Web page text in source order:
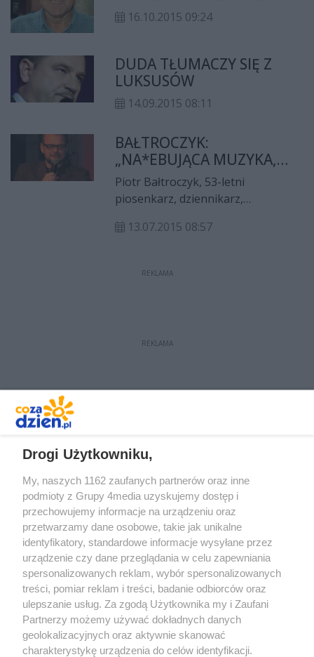
16.10.2015 09:24
DUDA TŁUMACZY SIĘ Z
LUKSUSÓW
14.09.2015 08:11
BAŁTROCZYK:
„NA*EBUJĄCA MUZYKA,
DARCIE RYJA, SZLAM!”
Piotr Bałtroczyk, 53-letni
piosenkarz, dziennikarz,
satyryk, kilka lat temu wypowiedział
13.07.2015 08:57
REKLAMA
REKLAMA
Redakcja Reklama Prywatność
Praca Łódź
the:protocol
Drogi Użytkowniku,
My, naszych 1162 zaufanych partnerów oraz inne
podmioty z Grupy 4media uzyskujemy dostęp i
przechowujemy informacje na urządzeniu oraz
przetwarzamy dane osobowe, takie jak unikalne
identyfikatory, standardowe informacje wysyłane przez
urządzenie czy dane przeglądania w celu zapewniania
spersonalizowanych reklam, wybór spersonalizowanych
treści, pomiar reklam i treści, badanie odbiorców oraz
ulepszanie usług. Za zgodą Użytkownika my i Zaufani
Partnerzy możemy używać dokładnych danych
geolokalizacyjnych oraz aktywnie skanować
charakterystykę urządzenia do celów identyfikacji.